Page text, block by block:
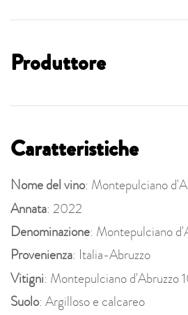
Produttore
Caratteristiche
Nome del vino: Montepulciano
Annata: 2022
Denominazione: Montepulciano
Provenienza: Italia-Abruzzo
Vitigni: Montepulciano d'Abruzzo
Suolo: Argilloso e calcareo